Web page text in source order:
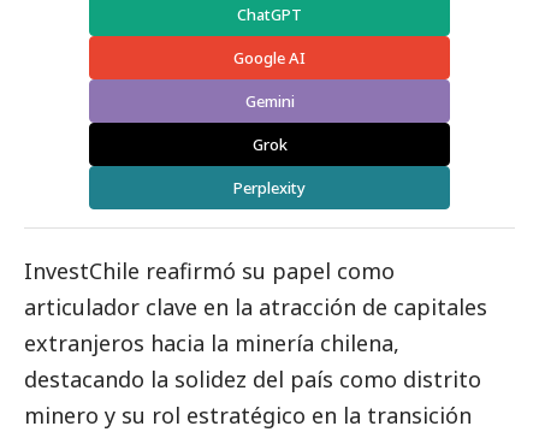
ChatGPT
Google AI
Gemini
Grok
Perplexity
InvestChile reafirmó su papel como
articulador clave en la atracción de capitales
extranjeros hacia la minería chilena,
destacando la solidez del país como distrito
minero y su rol estratégico en la transición